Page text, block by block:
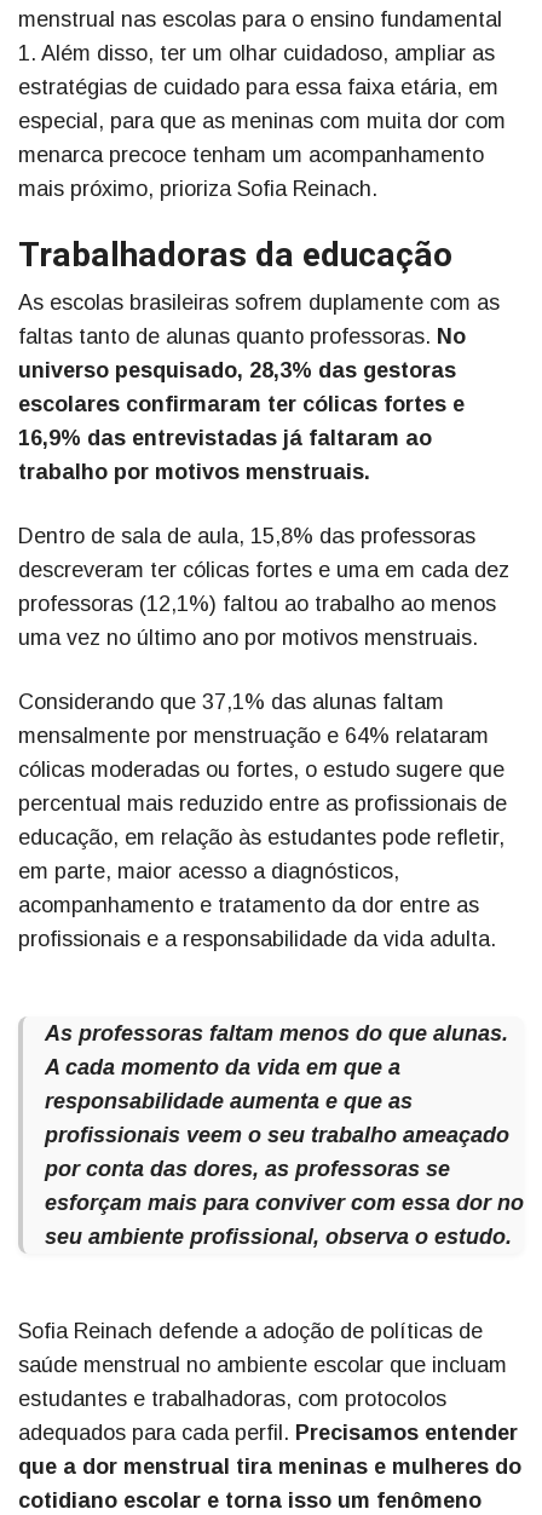
menstrual nas escolas para o ensino fundamental
1. Além disso, ter um olhar cuidadoso, ampliar as
estratégias de cuidado para essa faixa etária, em
especial, para que as meninas com muita dor com
menarca precoce tenham um acompanhamento
mais próximo, prioriza Sofia Reinach.
Trabalhadoras da educação
As escolas brasileiras sofrem duplamente com as
faltas tanto de alunas quanto professoras. No
universo pesquisado, 28,3% das gestoras
escolares confirmaram ter cólicas fortes e
16,9% das entrevistadas já faltaram ao
trabalho por motivos menstruais.
Dentro de sala de aula, 15,8% das professoras
descreveram ter cólicas fortes e uma em cada dez
professoras (12,1%) faltou ao trabalho ao menos
uma vez no último ano por motivos menstruais.
Considerando que 37,1% das alunas faltam
mensalmente por menstruação e 64% relataram
cólicas moderadas ou fortes, o estudo sugere que
percentual mais reduzido entre as profissionais de
educação, em relação às estudantes pode refletir,
em parte, maior acesso a diagnósticos,
acompanhamento e tratamento da dor entre as
profissionais e a responsabilidade da vida adulta.
As professoras faltam menos do que alunas.
A cada momento da vida em que a
responsabilidade aumenta e que as
profissionais veem o seu trabalho ameaçado
por conta das dores, as professoras se
esforçam mais para conviver com essa dor no
seu ambiente profissional, observa o estudo.
Sofia Reinach defende a adoção de políticas de
saúde menstrual no ambiente escolar que incluam
estudantes e trabalhadoras, com protocolos
adequados para cada perfil. Precisamos entender
que a dor menstrual tira meninas e mulheres do
cotidiano escolar e torna isso um fenômeno